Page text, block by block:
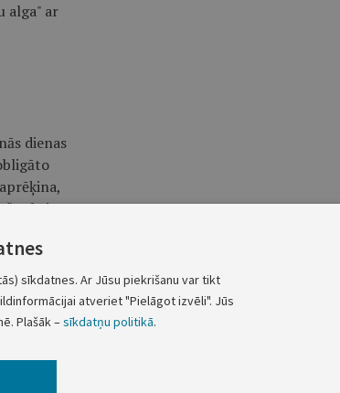
alga" ar
dienas
skaitu,
sīkdatnes. Ar Jūsu piekrišanu var tikt
atveriet "Pielāgot izvēli". Jūs
Plašāk –sīkdatņu politikā.